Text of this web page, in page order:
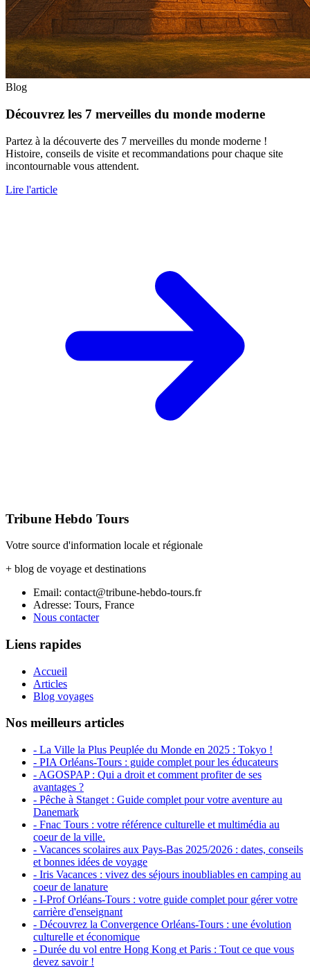
Blog
Découvrez les 7 merveilles du monde moderne
Partez à la découverte des 7 merveilles du monde moderne !
Histoire, conseils de visite et recommandations pour chaque site
incontournable vous attendent.
Lire l'article
Tribune Hebdo Tours
Votre source d'information locale et régionale
+ blog de voyage et destinations
Email: contact@tribune-hebdo-tours.fr
Adresse: Tours, France
Nous contacter
Liens rapides
Accueil
Articles
Blog voyages
Nos meilleurs articles
- La Ville la Plus Peuplée du Monde en 2025 : Tokyo !
- PIA Orléans-Tours : guide complet pour les éducateurs
- AGOSPAP : Qui a droit et comment profiter de ses
avantages ?
- Pêche à Stanget : Guide complet pour votre aventure au
Danemark
- Fnac Tours : votre référence culturelle et multimédia au
coeur de la ville.
- Vacances scolaires aux Pays-Bas 2025/2026 : dates, conseils
et bonnes idées de voyage
- Iris Vacances : vivez des séjours inoubliables en camping au
coeur de lanature
- I-Prof Orléans-Tours : votre guide complet pour gérer votre
carrière d'enseignant
- Découvrez la Convergence Orléans-Tours : une évolution
culturelle et économique
- Durée du vol entre Hong Kong et Paris : Tout ce que vous
devez savoir !